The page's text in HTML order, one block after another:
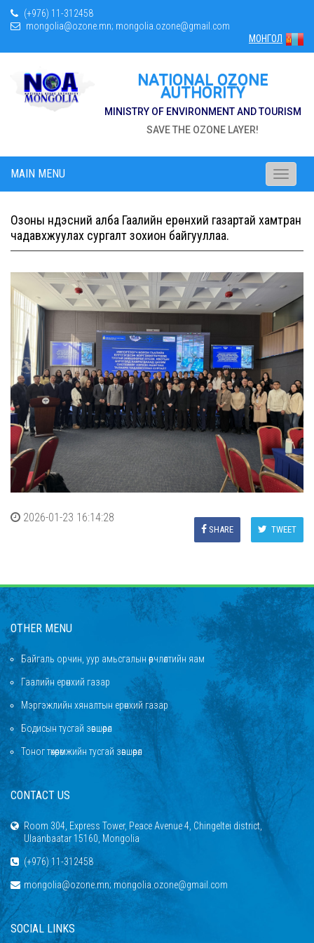
(+976) 11-312458
mongolia@ozone.mn; mongolia.ozone@gmail.com
МОНГОЛ
NATIONAL OZONE
AUTHORITY
MINISTRY OF ENVIRONMENT AND TOURISM
SAVE THE OZONE LAYER!
MAIN MENU
Toggle
Озоны үндэсний алба Гаалийн ерөнхий газартай хамтран
чадавхжуулах сургалт зохион байгууллаа.
2026-01-23 16:14:28
TWEET
SHARE
OTHER MENU
Байгаль орчин, уур амьсгалын өөрчлөлтийн яам
Гаалийн ерөнхий газар
Мэргэжлийн хяналтын ерөнхий газар
Бодисын тусгай зөвшөөрөл
Тоног төхөөрөмжийн тусгай зөвшөөрөл
CONTACT US
Room 304, Express Tower, Peace Avenue 4, Chingeltei district,
Ulaanbaatar 15160, Mongolia
(+976) 11-312458
mongolia@ozone.mn; mongolia.ozone@gmail.com
SOCIAL LINKS